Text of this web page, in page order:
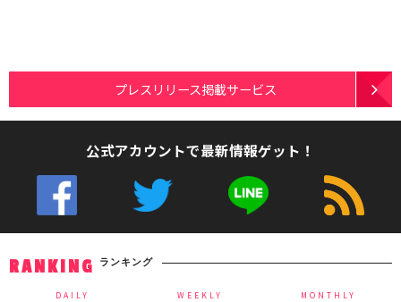
プレスリリース掲載サービス
公式アカウントで最新情報ゲット！
RANKING ランキング
DAILY WEEKLY MONTHLY